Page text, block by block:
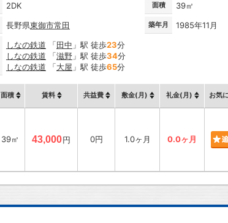
2DK 面積 39㎡
長野県東御市常田 築年月 1985年11月
しなの鉄道 「田中 」駅 徒歩23分
しなの鉄道 「滋野 」駅 徒歩34分
しなの鉄道 「大屋 」駅 徒歩65分
面積 賃料 共益費 敷金(月) 礼金(月) お気
39㎡ 43,000円 0円 1.0ヶ月 0.0ヶ月